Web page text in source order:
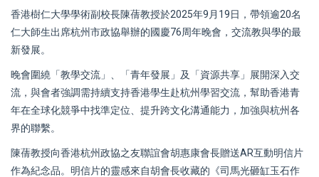
香港樹仁大學學術副校長陳蒨教授於2025年9月19日，帶領逾20名
仁大師生出席杭州市政協舉辦的國慶76周年晚會，交流教與學的最
新發展。
晚會圍繞「教學交流」、「青年發展」及「資源共享」展開深入交
流，與會者強調需持續支持香港學生赴杭州學習交流，幫助香港青
年在全球化競爭中找準定位、提升跨文化溝通能力，加強與杭州各
界的聯繫。
陳蒨教授向香港杭州政協之友聯誼會胡惠康會長贈送AR互動明信片
作為紀念品。明信片的靈感來自胡會長收藏的《司馬光砸缸玉石作